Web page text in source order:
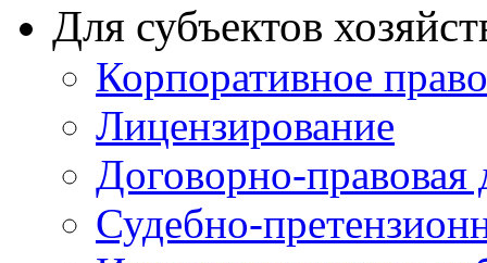
Для субъектов
Корпоративное право
Лицензирование
Договорно-правовая
Судебно-